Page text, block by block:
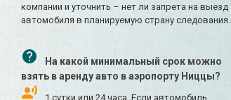
компании и уточнить – нет ли запрета на выезд
автомобиля в планируемую страну следования.
На какой минимальный срок можно
взять в аренду авто в аэропорту Ниццы?
1 сутки или 24 часа. Если автомобиль